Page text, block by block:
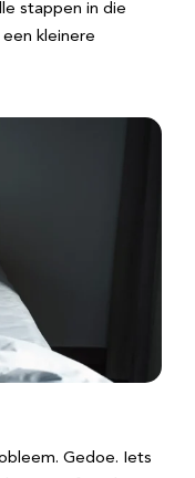
stappen in die
kleinere
Gedoe. Iets